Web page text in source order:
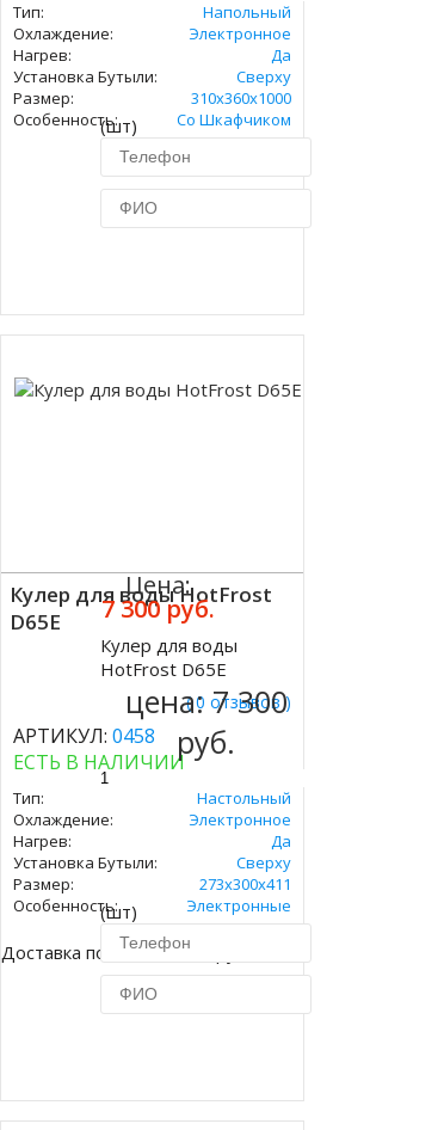
Тип:
Напольный
Охлаждение:
Электронное
Нагрев:
Да
Установка Бутыли:
Сверху
Размер:
310х360х1000
Особенность:
Со Шкафчиком
(шт)
Кулер для воды HotFrost
D65E
( 0 отзывов )
АРТИКУЛ: 0458
ЕСТЬ В НАЛИЧИИ
Тип:
Настольный
Охлаждение:
Электронное
Нагрев:
Да
Установка Бутыли:
Сверху
Размер:
273х300х411
Особенность:
Электронные
Доставка по Москве 450 руб.
Цена:
7 300 руб.
Кулер для воды
HotFrost D65E
цена:7 300
руб.
(шт)